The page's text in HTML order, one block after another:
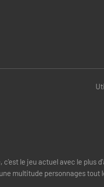
le jeu actuel avec le plus
multitude personnages tout